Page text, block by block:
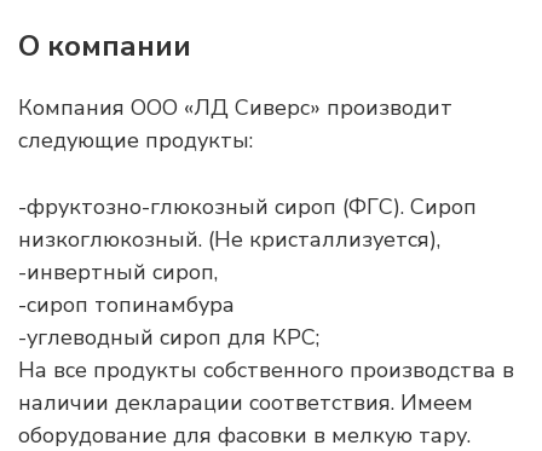
О компании
Компания ООО «ЛД Сиверс» производит
следующие продукты:
-фруктозно-глюкозный сироп (ФГС). Сироп
низкоглюкозный. (Не кристаллизуется),
-инвертный сироп,
-сироп топинамбура
-углеводный сироп для КРС;
На все продукты собственного производства в
наличии декларации соответствия. Имеем
оборудование для фасовки в мелкую тару.